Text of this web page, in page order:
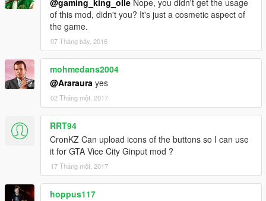
figs_pc.gfx"
In some cases this is needed. But then it should work :)
@gaming_king_olle Nope, you didn't get the usage
of this mod, didn't you? It's just a cosmetic aspect of
the game.
07 Tháng bảy, 2016
mohmedans2004
@Araraura yes
02 Tháng một, 2017
RRT94
CronKZ Can upload icons of the buttons so I can use
it for GTA Vice City Ginput mod ?
17 Tháng một, 2017
hoppus117